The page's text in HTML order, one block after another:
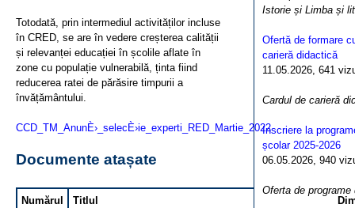
Istorie și Limba și
Ofertă de formare
carieră didactică
11.05.2026, 641
Cardul de carieră
Inscriere la
școlar 2025-2026
06.05.2026, 940
Oferta de programe
Totodată, prin intermediul activităților incluse
în CRED, se are în vedere creșterea calității
și relevanței educației în școlile aflate în
zone cu populație vulnerabilă, ținta fiind
reducerea ratei de părăsire timpurii a
învățământului.
CCD_TM_AnunÈ›_selecÈ›ie_experti_RED_Martie_2022
Documente atașate
Numărul
Titlul